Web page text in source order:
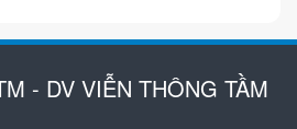
- DV VIỄN THÔNG TẦM